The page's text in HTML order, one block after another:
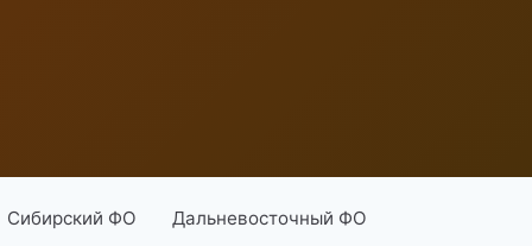
Сибирский ФО Дальневосточный ФО